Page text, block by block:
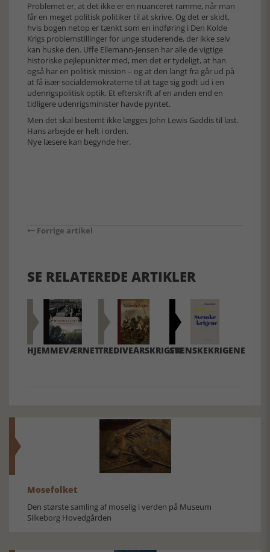
Problemet er, at det ikke er en nuanceret ramme, når man
får en meget politisk politiker til at skrive. Og det er skidt,
hvis bogen netop er tænkt som en indføring i Den Kolde
Krigs problemstillinger for unge studerende, der ikke selv
kan huske den. Uffe Ellemann-Jensen har alle de vigtige
historiske pejlepunkter med, men det er tydeligt, at han
også har en politisk mission – og at den langt fra går ud på
at få især socialdemokraterne til at tage sig godt ud i en
udenrigspolitisk optik. Et efterskrift af en anden end en
tidligere udenrigsminister havde pyntet.
Men det skal bestemt ikke lægges John Lewis Gaddis til last.
Hans arbejde er helt i orden.
Nye læsere kan begynde her.
Forrige artikel
SE RELATEREDE ARTIKLER
HJEMMEVÆRNETTREDIVEÅRSKRIGENSVENSKEKRIGENE
Mosefolket
Den største samling af moselig i verden på Museum
Silkeborg Hovedgården